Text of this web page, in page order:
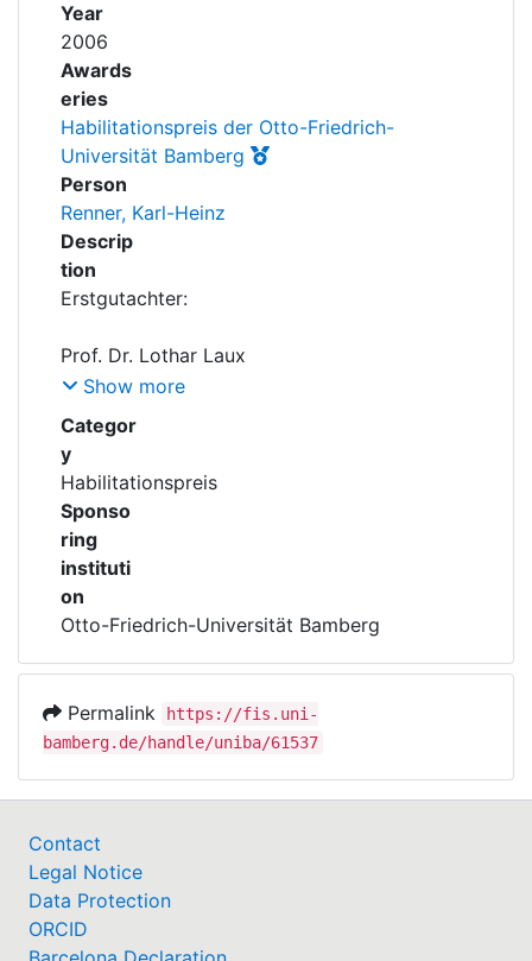
Help
Year
2006
Awards
eries
Habilitationspreis der Otto-Friedrich-
Universität Bamberg
Person
Renner, Karl-Heinz
Descrip
tion
Das Preisgeld wurde der Universität vom
Universitätsbund Bamberg e.V. gestiftet.
Show more
Categor
y
Habilitationspreis
Sponso
ring
instituti
on
Otto-Friedrich-Universität Bamberg
Permalink
https://fis.uni-
bamberg.de/handle/uniba/61537
Contact
Legal Notice
Data Protection
ORCID